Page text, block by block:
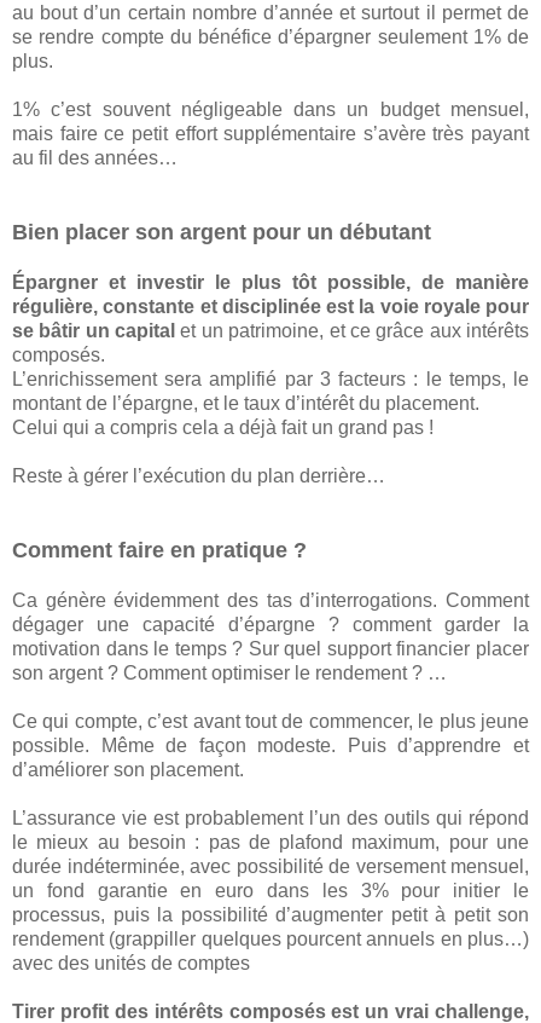
au bout d’un certain nombre d’année et surtout il permet de
se rendre compte du bénéfice d’épargner seulement 1% de
plus.
1% c’est souvent négligeable dans un budget mensuel,
mais faire ce petit effort supplémentaire s’avère très payant
au fil des années…
Bien placer son argent pour un débutant
Épargner et investir le plus tôt possible, de manière
régulière, constante et disciplinée est la voie royale pour
se bâtir un capital et un patrimoine, et ce grâce aux intérêts
composés.
L’enrichissement sera amplifié par 3 facteurs : le temps, le
montant de l’épargne, et le taux d’intérêt du placement.
Celui qui a compris cela a déjà fait un grand pas !
Reste à gérer l’exécution du plan derrière…
Comment faire en pratique ?
Ca génère évidemment des tas d’interrogations. Comment
dégager une capacité d’épargne ? comment garder la
motivation dans le temps ? Sur quel support financier placer
son argent ? Comment optimiser le rendement ? …
Ce qui compte, c’est avant tout de commencer, le plus jeune
possible. Même de façon modeste. Puis d’apprendre et
d’améliorer son placement.
L’assurance vie est probablement l’un des outils qui répond
le mieux au besoin : pas de plafond maximum, pour une
durée indéterminée, avec possibilité de versement mensuel,
un fond garantie en euro dans les 3% pour initier le
processus, puis la possibilité d’augmenter petit à petit son
rendement (grappiller quelques pourcent annuels en plus…)
avec des unités de comptes
Tirer profit des intérêts composés est un vrai challenge,